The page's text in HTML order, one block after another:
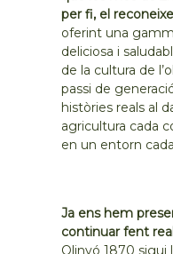
per fi, el
oferint una
deliciosa i
de la cultura de
passi de
històries reals al
agricultura cada
en un entorn
Ja ens hem
continuar fent
Olinyó 1870 sigui